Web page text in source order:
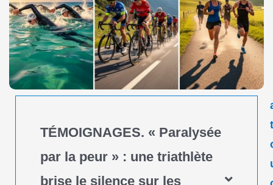
TÉMOIGNAGES. « Paralysée
par la peur » : une triathlète
brise le silence sur les